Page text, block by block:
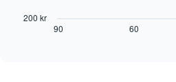
viser
gjennomsnittsprisen
viser
hvordan90 60
200 kr